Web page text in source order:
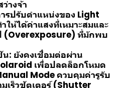
างจ้า
รปรับตำแหน่งของ Light
ให้ได้ค่าแสงที่เหมาะสมและ
(Overexposure) ที่มักพบ
: ยังคงเชื่อมต่อผ่าน
เพื่อปลดล็อกโหมด
Mode ควบคุมค่ารูรับ
เร็วชัตเตอร์ (Shutter